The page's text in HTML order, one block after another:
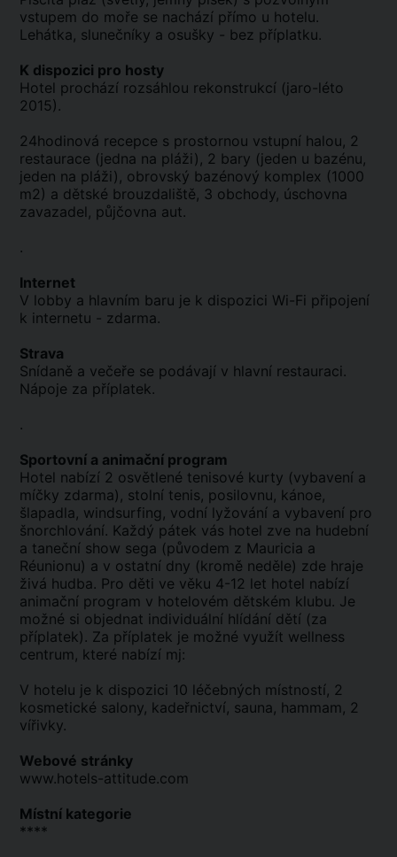
vstupem do moře se nachází přímo u hotelu.
Lehátka, slunečníky a osušky - bez příplatku.
K dispozici pro hosty
Hotel prochází rozsáhlou rekonstrukcí (jaro-léto
2015).
24hodinová recepce s prostornou vstupní halou, 2
restaurace (jedna na pláži), 2 bary (jeden u bazénu,
jeden na pláži), obrovský bazénový komplex (1000
m2) a dětské brouzdaliště, 3 obchody, úschovna
zavazadel, půjčovna aut.
.
Internet
V lobby a hlavním baru je k dispozici Wi-Fi připojení
k internetu - zdarma.
Strava
Snídaně a večeře se podávají v hlavní restauraci.
Nápoje za příplatek.
.
Sportovní a animační program
Hotel nabízí 2 osvětlené tenisové kurty (vybavení a
míčky zdarma), stolní tenis, posilovnu, kánoe,
šlapadla, windsurfing, vodní lyžování a vybavení pro
šnorchlování. Každý pátek vás hotel zve na hudební
a taneční show sega (původem z Mauricia a
Réunionu) a v ostatní dny (kromě neděle) zde hraje
živá hudba. Pro děti ve věku 4-12 let hotel nabízí
animační program v hotelovém dětském klubu. Je
možné si objednat individuální hlídání dětí (za
příplatek). Za příplatek je možné využít wellness
centrum, které nabízí mj:
V hotelu je k dispozici 10 léčebných místností, 2
kosmetické salony, kadeřnictví, sauna, hammam, 2
vířivky.
Webové stránky
www.hotels-attitude.com
Místní kategorie
****